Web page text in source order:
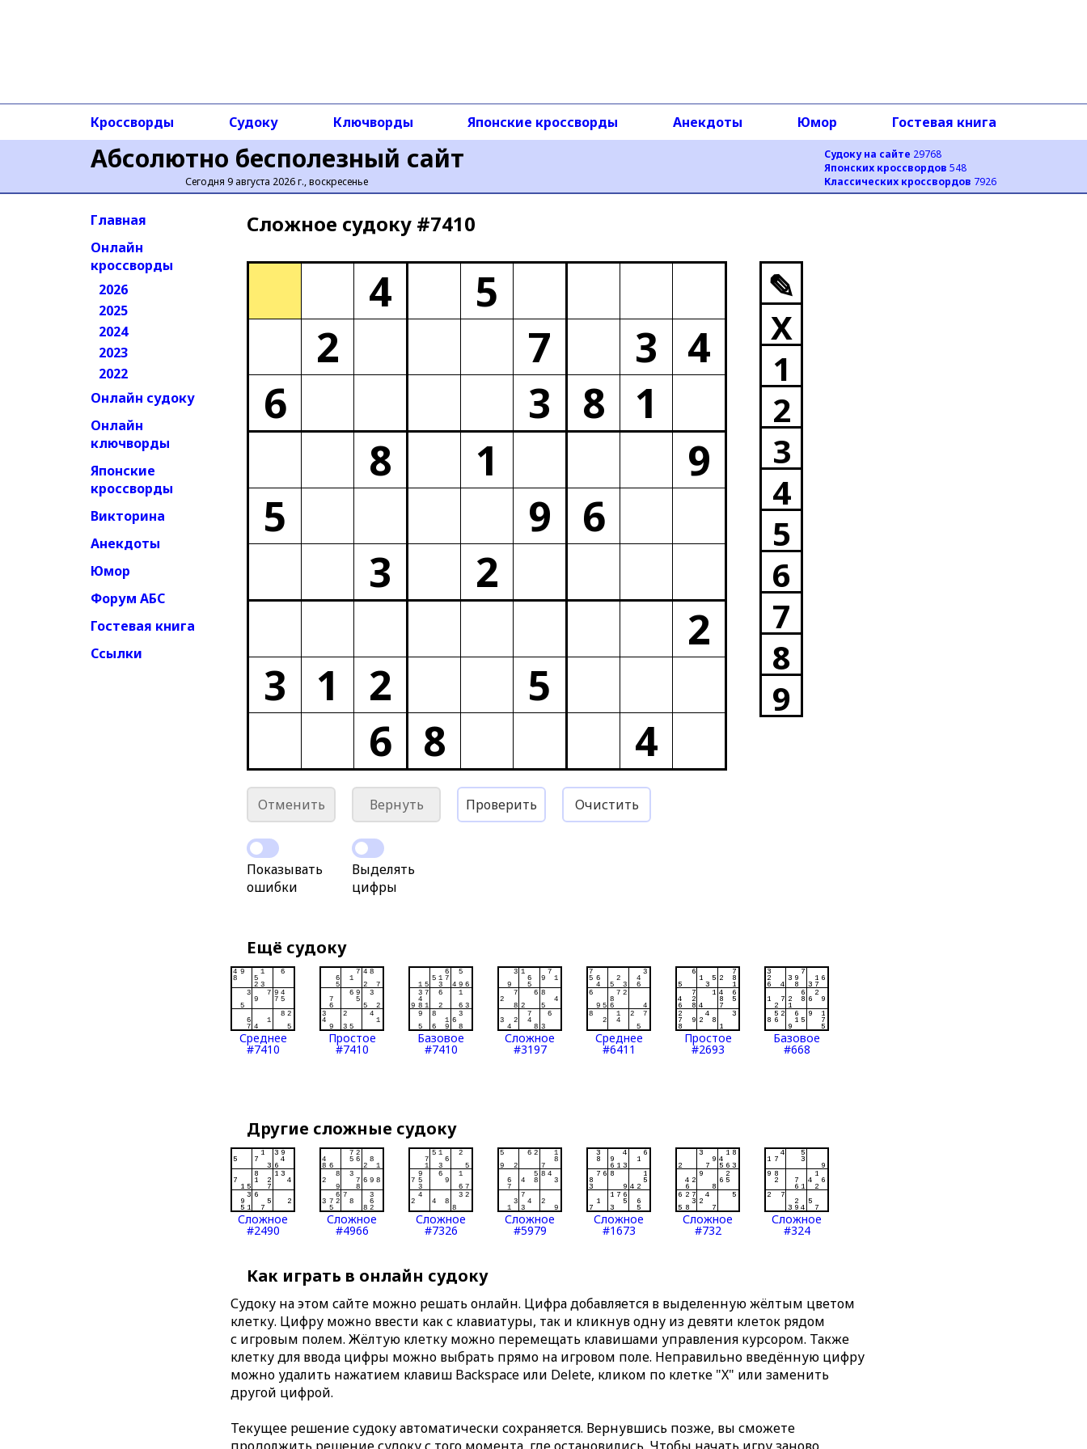
Абсолютно бесполезный сайт
Сегодня 9 августа 2026 г., воскресенье
Судоку на сайте 29768
Японских кроссвордов 548
Классических кроссвордов 7926
Кроссворды Судоку Ключворды Японские кроссворды Анекдоты Юмор Гостевая книга
Главная
Онлайн
кроссворды
2026
2025
2024
2023
2022
Онлайн судоку
Онлайн
ключворды
Японские
кроссворды
Викторина
Анекдоты
Юмор
Форум АБС
Гостевая книга
Ссылки
Сложное cудоку #7410
4
5
2
7 3 4
6
3 8
1
8
1
9
5
9
6
3
2
2
3
1 2
5
6
8 4
✎
X
1
2
3
4
5
6
7
8
9
Отменить Вернуть Проверить Очистить
Показывать
ошибки
Выделять
цифры
Ещё судоку
Среднее
#7410
Простое
#7410
Базовое
#7410
Сложное
#3197
Среднее
#6411
Простое
#2693
Базовое
#668
Другие сложные судоку
Сложное
#2490
Сложное
#4966
Сложное
#7326
Сложное
#5979
Сложное
#1673
Сложное
#732
Сложное
#324
Как играть в онлайн судоку
Судоку на этом сайте можно решать онлайн. Цифра добавляется в выделенную жёлтым цветом
клетку. Цифру можно ввести как с клавиатуры, так и кликнув одну из девяти клеток рядом
с игровым полем. Жёлтую клетку можно перемещать клавишами управления курсором. Также
клетку для ввода цифры можно выбрать прямо на игровом поле. Неправильно введённую цифру
можно удалить нажатием клавиш Backspace или Delete, кликом по клетке "X" или заменить
другой цифрой.
Текущее решение судоку автоматически сохраняется. Вернувшись позже, вы сможете